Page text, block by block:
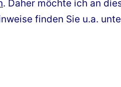
. Daher möchte ich an
finden Sie u.a.